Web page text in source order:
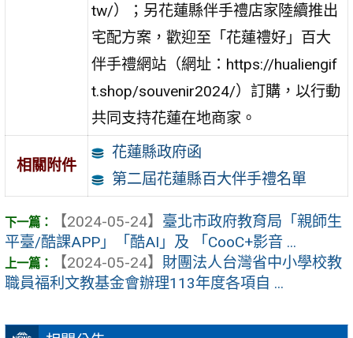
tw/）；另花蓮縣伴手禮店家陸續推出
宅配方案，歡迎至「花蓮禮好」百大
伴手禮網站（網址：https://hualiengif
t.shop/souvenir2024/）訂購，以行動
共同支持花蓮在地商家。
相關附件
花蓮縣政府函
第二屆花蓮縣百大伴手禮名單
【2024-05-24】 臺北市政府教育局「親師生
平臺/酷課APP」「酷AI」及 「CooC+影音 ...
【2024-05-24】 財團法人台灣省中小學校教
職員福利文教基金會辦理113年度各項自 ...